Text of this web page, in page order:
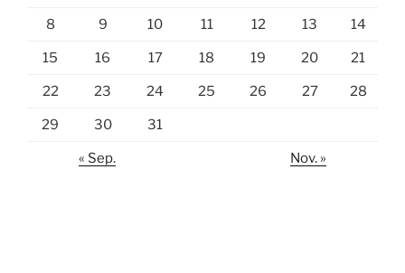
8 9 10 11 12 13 14
15 16 17 18 19 20 21
22 23 24 25 26 27 28
29 30 31
« Sep. Nov. »